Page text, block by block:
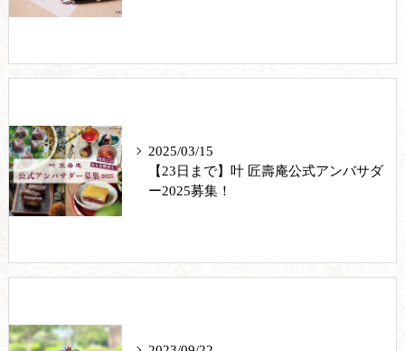
2025/03/15
【23日まで】叶 匠壽庵公式アンバサダ
ー2025募集！